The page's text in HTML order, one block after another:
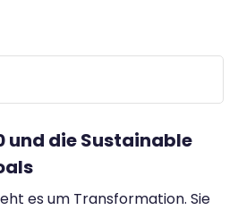
und die Sustainable
es um Transformation. Sie